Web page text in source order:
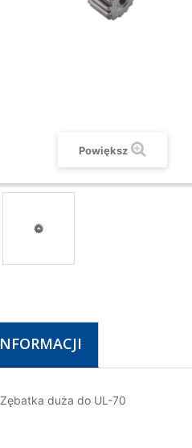
Powiększ
duża do UL-70